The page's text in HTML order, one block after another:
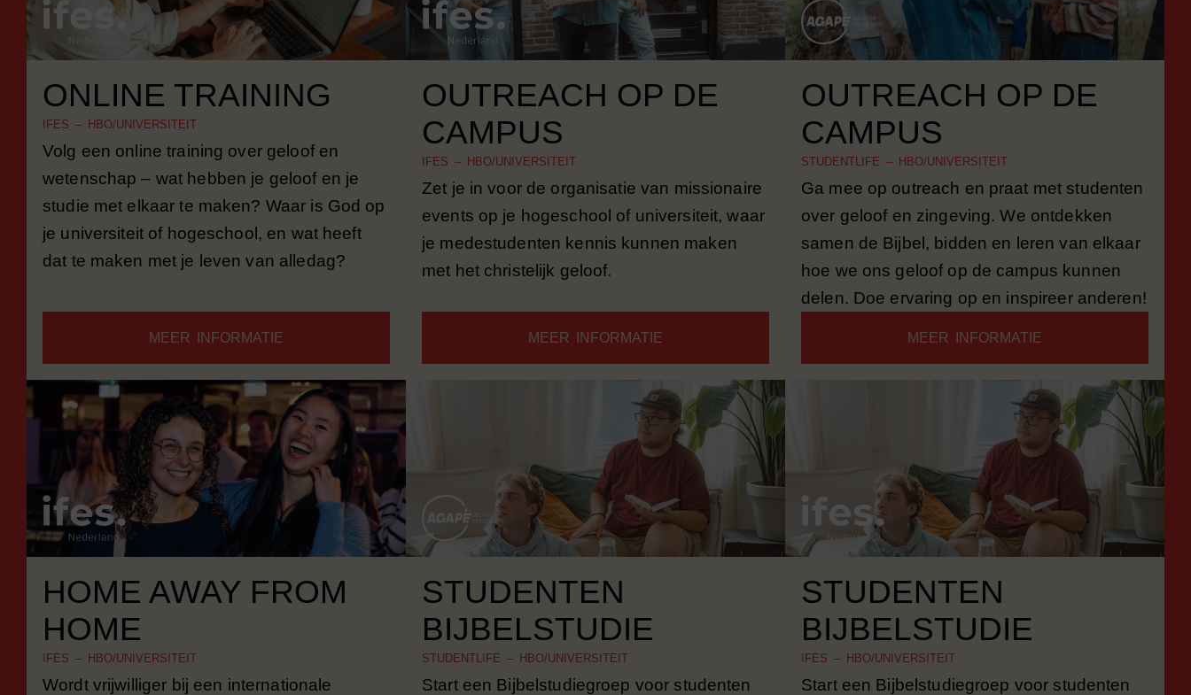
ONLINE TRAINING
IFES – HBO/UNIVERSITEIT
Volg een online training over geloof en
wetenschap – wat hebben je geloof en je
studie met elkaar te maken? Waar is God op
je universiteit of hogeschool, en wat heeft
dat te maken met je leven van alledag?
MEER INFORMATIE
OUTREACH OP DE
CAMPUS
IFES – HBO/UNIVERSITEIT
Zet je in voor de organisatie van missionaire
events op je hogeschool of universiteit, waar
je medestudenten kennis kunnen maken
met het christelijk geloof.
MEER INFORMATIE
OUTREACH OP DE
CAMPUS
STUDENTLIFE – HBO/UNIVERSITEIT
Ga mee op outreach en praat met studenten
over geloof en zingeving. We ontdekken
samen de Bijbel, bidden en leren van elkaar
hoe we ons geloof op de campus kunnen
delen. Doe ervaring op en inspireer anderen!
MEER INFORMATIE
HOME AWAY FROM
HOME
IFES – HBO/UNIVERSITEIT
Wordt vrijwilliger bij een internationale
STUDENTEN
BIJBELSTUDIE
STUDENTLIFE – HBO/UNIVERSITEIT
Start een Bijbelstudiegroep voor studenten
STUDENTEN
BIJBELSTUDIE
IFES – HBO/UNIVERSITEIT
Start een Bijbelstudiegroep voor studenten